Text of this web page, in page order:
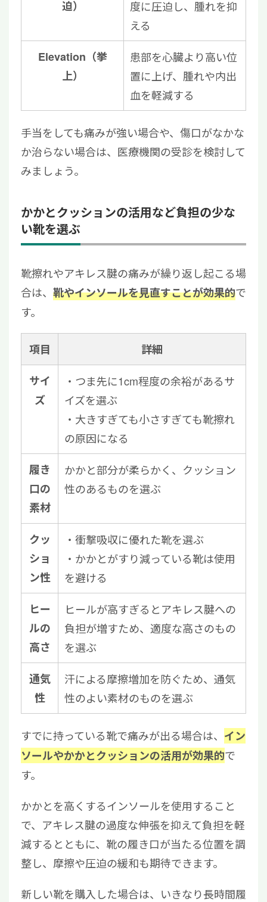
迫）
度に圧迫し、腫れを抑
える
Elevation（挙
上）
患部を心臓より高い位
置に上げ、腫れや内出
血を軽減する
手当をしても痛みが強い場合や、傷口がなかな
か治らない場合は、医療機関の受診を検討して
みましょう。
かかとクッションの活用など負担の少な
い靴を選ぶ
靴擦れやアキレス腱の痛みが繰り返し起こる場
合は、 靴やインソールを見直すことが効果的で
す。
項目 詳細
サイ
ズ
・つま先に1cm程度の余裕があるサ
イズを選ぶ
・大きすぎても小さすぎても靴擦れ
の原因になる
履き
口の
素材
かかと部分が柔らかく、クッション
性のあるものを選ぶ
クッ
ショ
ン性
・衝撃吸収に優れた靴を選ぶ
・かかとがすり減っている靴は使用
を避ける
ヒー
ルの
高さ
ヒールが高すぎるとアキレス腱への
負担が増すため、適度な高さのもの
を選ぶ
通気
性
汗による摩擦増加を防ぐため、通気
性のよい素材のものを選ぶ
すでに持っている靴で痛みが出る場合は、 イン
ソールやかかとクッションの活用が効果的で
す。
かかとを高くするインソールを使用すること
で、アキレス腱の過度な伸張を抑えて負担を軽
減するとともに、靴の履き口が当たる位置を調
整し、摩擦や圧迫の緩和も期待できます。
新しい靴を購入した場合は、いきなり長時間履